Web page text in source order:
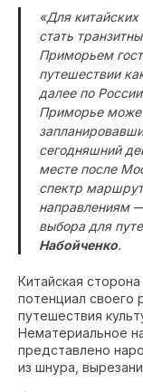
«Для
стать
Приморьем
путешествии
далее по
Приморье
сегодняшний
месте после
спектр
направлениям
выбора для
Набойченко.
Китайская
потенциал своего
путешествия
Нематериальное
представлено
из шнура,